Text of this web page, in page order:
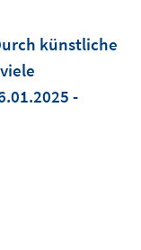
künstliche
-